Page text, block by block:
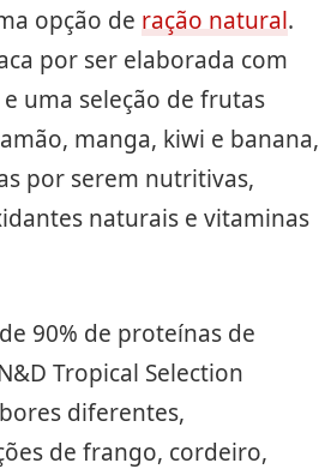
opção de ração natural.
por ser elaborada com
uma seleção de frutas
manga, kiwi e banana,
por serem nutritivas,
naturais e vitaminas
90% de proteínas de
Tropical Selection
diferentes,
de frango, cordeiro,